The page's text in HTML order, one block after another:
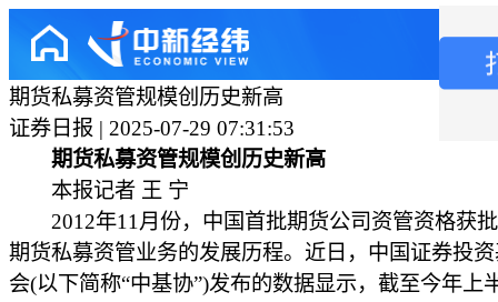
期货私募资管规模创历史新高
证券日报 | 2025-07-29 07:31:53
期货私募资管规模创历史新高
本报记者 王 宁
2012年11月份，中国首批期货公司资管资格获
期货私募资管业务的发展历程。近日，中国证券投
会(以下简称“中基协”)发布的数据显示，截至今年上